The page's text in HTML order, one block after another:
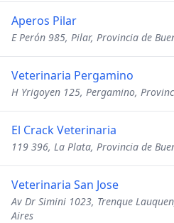
Aperos Pilar
E Perón 985, Pilar, Provincia de
Veterinaria Pergamino
H Yrigoyen 125, Pergamino,
El Crack Veterinaria
119 396, La Plata, Provincia de
Veterinaria San Jose
Av Dr Simini 1023, Trenque
Aires